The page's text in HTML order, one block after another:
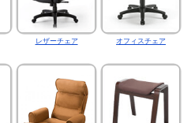
レザーチェア オフィスチェア